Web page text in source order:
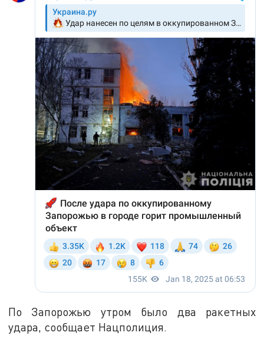
По Запорожью утром было два ракетных
удара, сообщает Нацполиция.